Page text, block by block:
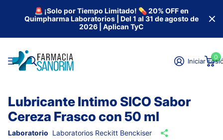
🚨 ¡Solo por Tiempo Limitado! 💊 20% OFF en
Quimpharma Laboratorios | Del 1 al 31 de agosto de
2026 | Aplican TyC
Iniciar
0
Lubricante Intimo SICO Sabor
Cereza Frasco con 50 ml
Laboratorio Laboratorios Reckitt Benckiser